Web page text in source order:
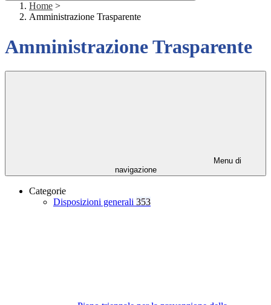
Home >
Amministrazione Trasparente
Amministrazione Trasparente
Menu di
navigazione
Categorie
Disposizioni generali 353